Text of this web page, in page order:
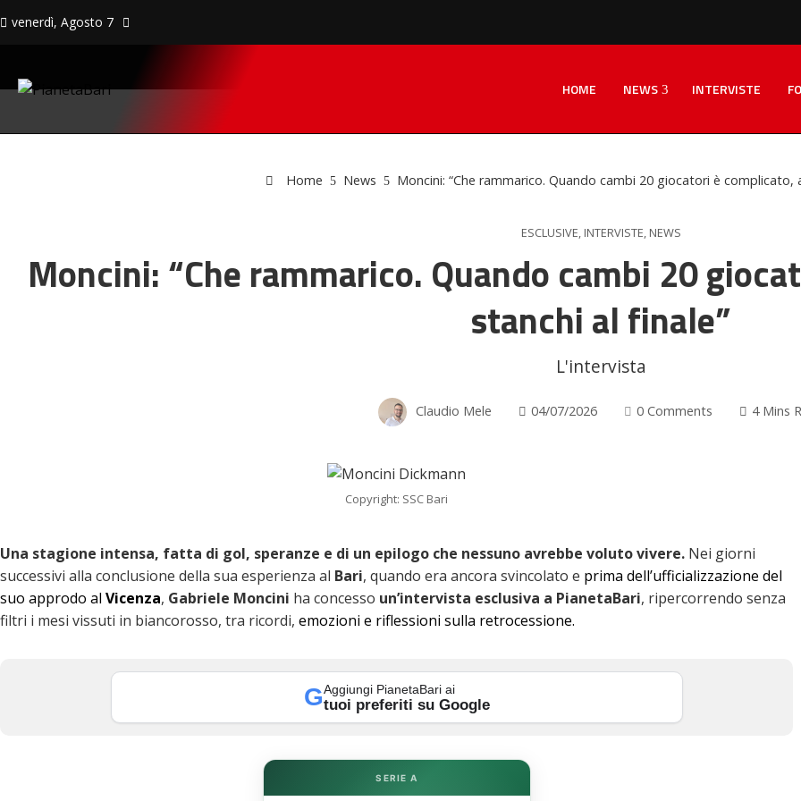
venerdì, Agosto 7
HOME NEWS INTERVISTE
Home News Moncini: “Che rammarico. Quando cambi 20 giocatori è complicato,
ESCLUSIVE, INTERVISTE, NEWS
Moncini: “Che rammarico. Quando cambi 20
stanchi al finale”
L'intervista
Claudio Mele 04/07/2026 0 Comments 4 Mins
Copyright: SSC Bari
Una stagione intensa, fatta di gol, speranze e di un epilogo che nessuno avrebbe voluto vivere. Nei giorni
successivi alla conclusione della sua esperienza al Bari, quando era ancora svincolato e prima dell’ufficializzazione del
suo approdo al Vicenza, Gabriele Moncini ha concesso un’intervista esclusiva a PianetaBari, ripercorrendo senza
filtri i mesi vissuti in biancorosso, tra ricordi, emozioni e riflessioni sulla retrocessione.
GAggiungi PianetaBari ai
tuoi preferiti su Google
SERIE A